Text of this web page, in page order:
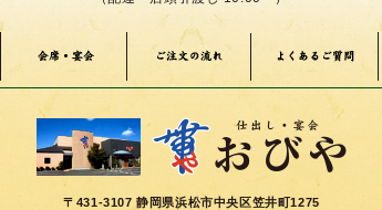
会席・宴会 ご注文の流れ よくあるご質問
〒431-3107 静岡県浜松市中央区笠井町1275